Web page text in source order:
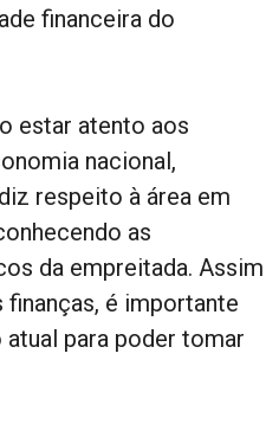
financeira do
estar atento aos
nacional,
respeito à área em
as
da empreitada. Assim
é importante
para poder tomar